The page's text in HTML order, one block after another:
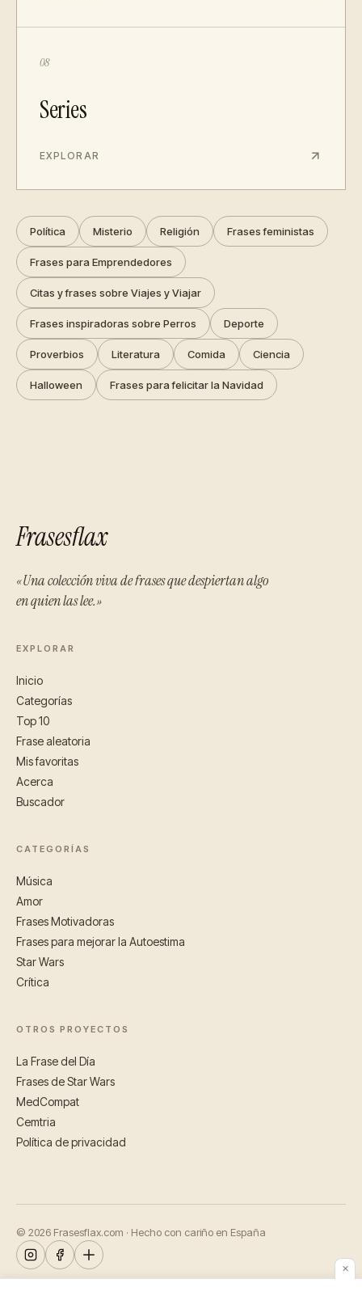
08
Series
EXPLORAR
Política Misterio Religión Frases feministas
Frases para Emprendedores
Citas y frases sobre Viajes y Viajar
Frases inspiradoras sobre Perros Deporte
Proverbios Literatura Comida Ciencia
Halloween Frases para felicitar la Navidad
Frasesflax
«Una colección viva de frases que despiertan algo
en quien las lee.»
EXPLORAR
Inicio
Categorías
Top 10
Frase aleatoria
Mis favoritas
Acerca
Buscador
CATEGORÍAS
Música
Amor
Frases Motivadoras
Frases para mejorar la Autoestima
Star Wars
Crítica
OTROS PROYECTOS
La Frase del Día
Frases de Star Wars
MedCompat
Cemtria
Política de privacidad
© 2026 Frasesflax.com · Hecho con cariño en España
✕